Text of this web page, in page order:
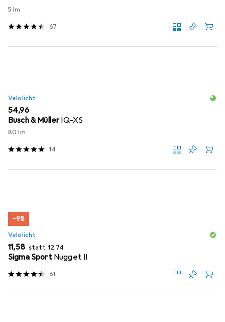
5 lm
67
Velolicht
EUR
54,96
Busch & MüllerIQ-XS
80 lm
14
−9%
Velolicht
EUR
11,58 statt EUR
12,74
Sigma Sport Nugget II
61